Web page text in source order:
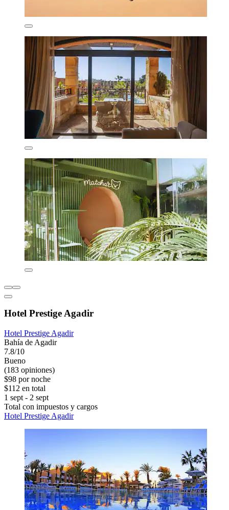
Hotel Prestige Agadir
Hotel Prestige Agadir
Bahía de Agadir
7.8/10
Bueno
(183 opiniones)
$98 por noche
$112 en total
1 sept - 2 sept
Total con impuestos y cargos
Hotel Prestige Agadir